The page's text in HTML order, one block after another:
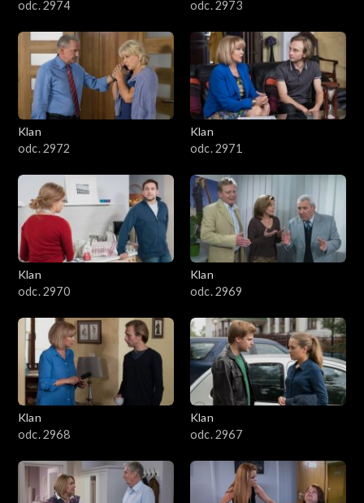
odc. 2974 odc. 2973
Klan
odc. 2972
Klan
odc. 2971
Klan
odc. 2970
Klan
odc. 2969
Klan
odc. 2968
Klan
odc. 2967